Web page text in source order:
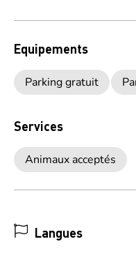
Equipements
Parking gratuit
Services
Animaux acceptés
Langues